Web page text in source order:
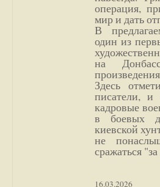
операция,
мир и дать
В
один из
на
Здесь
писатели, и
кадровые
в боевых
киевской
не
сражаться
16.03.2026